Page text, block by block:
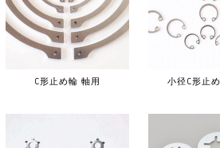
C形止め輪 軸用 小径C形止